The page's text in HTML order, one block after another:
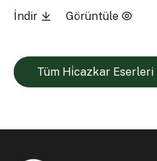
İndir Görüntüle
Tüm Hi̇cazkar Eserleri